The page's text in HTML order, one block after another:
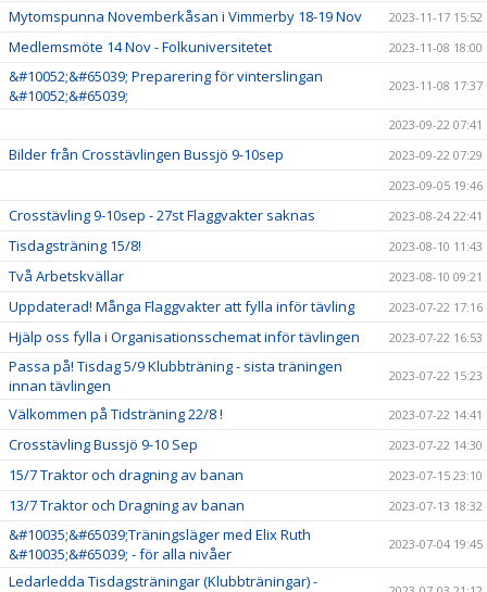
Mytomspunna Novemberkåsan i Vimmerby 18-19 Nov 2023-11-17 15:52
Medlemsmöte 14 Nov - Folkuniversitetet 2023-11-08 18:00
&#10052;&#65039; Preparering för vinterslingan
&#10052;&#65039;
2023-11-08 17:37
2023-09-22 07:41
Bilder från Crosstävlingen Bussjö 9-10sep
2023-09-22 07:29
2023-09-05 19:46
Crosstävling 9-10sep - 27st Flaggvakter saknas 2023-08-24 22:41
Tisdagsträning 15/8! 2023-08-10 11:43
Två Arbetskvällar 2023-08-10 09:21
Uppdaterad! Många Flaggvakter att fylla inför tävling 2023-07-22 17:16
Hjälp oss fylla i Organisationsschemat inför tävlingen 2023-07-22 16:53
Passa på! Tisdag 5/9 Klubbträning - sista träningen
innan tävlingen
2023-07-22 15:23
Välkommen på Tidsträning 22/8 ! 2023-07-22 14:41
Crosstävling Bussjö 9-10 Sep 2023-07-22 14:30
15/7 Traktor och dragning av banan 2023-07-15 23:10
13/7 Traktor och Dragning av banan 2023-07-13 18:32
&#10035;&#65039;Träningsläger med Elix Ruth
&#10035;&#65039; - för alla nivåer
2023-07-04 19:45
Ledarledda Tisdagsträningar (Klubbträningar) -